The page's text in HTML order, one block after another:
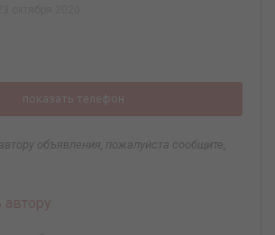
показать телефон
объявления, пожалуйста сообщите,
автору